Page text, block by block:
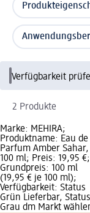
Verfügbarkeit
2 Produkte
Marke: MEHIRA;
Produktname: Eau de
Parfum Amber Sahar,
100 ml; Preis: 19,95 €;
Grundpreis: 100 ml
(19,95 € je 100 ml);
Verfügbarkeit: Status
Grün Lieferbar, Status
Grau dm Markt